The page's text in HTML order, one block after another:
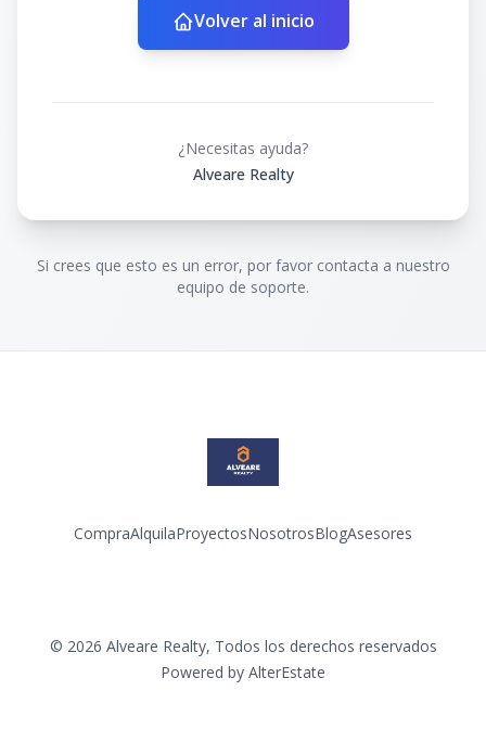
Volver al inicio
¿Necesitas ayuda?
Alveare Realty
Si crees que esto es un error, por favor contacta a nuestro
equipo de soporte.
CompraAlquilaProyectosNosotrosBlogAsesores
© 2026 Alveare Realty, Todos los derechos reservados
Powered by AlterEstate